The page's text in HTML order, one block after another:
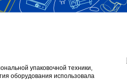
упаковочной техники,
оборудования использовала